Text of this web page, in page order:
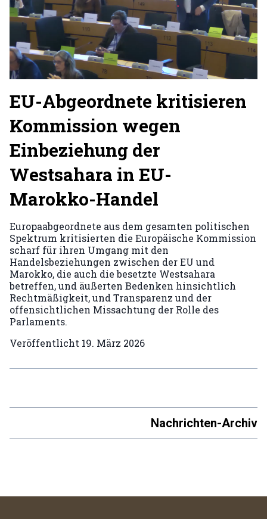
EU-Abgeordnete kritisieren
Kommission wegen
Einbeziehung der
Westsahara in EU-
Marokko-Handel
Europaabgeordnete aus dem gesamten politischen
Spektrum kritisierten die Europäische Kommission
scharf für ihren Umgang mit den
Handelsbeziehungen zwischen der EU und
Marokko, die auch die besetzte Westsahara
betreffen, und äußerten Bedenken hinsichtlich
Rechtmäßigkeit, und Transparenz und der
offensichtlichen Missachtung der Rolle des
Parlaments.
Veröffentlicht 19. März 2026
Nachrichten-Archiv